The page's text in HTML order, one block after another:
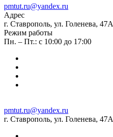
pmtut.ru@yandex.ru
Адрес
г. Ставрополь, ул. Голенева, 47А
Режим работы
Пн. – Пт.: с 10:00 до 17:00
pmtut.ru@yandex.ru
г. Ставрополь, ул. Голенева, 47А